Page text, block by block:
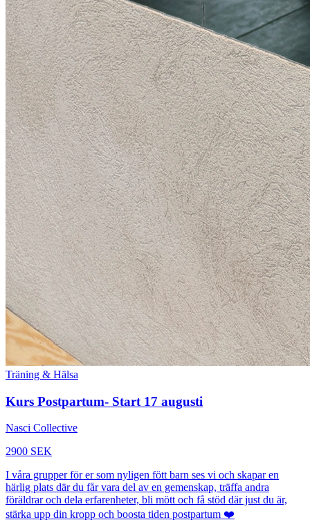
Träning & Hälsa
Kurs Postpartum- Start 17 augusti
Nasci Collective
2900 SEK
I våra grupper för er som nyligen fött barn ses vi och skapar en
härlig plats där du får vara del av en gemenskap, träffa andra
föräldrar och dela erfarenheter, bli mött och få stöd där just du är,
stärka upp din kropp och boosta tiden postpartum ❤️